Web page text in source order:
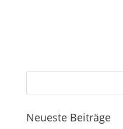
Neueste Beiträge